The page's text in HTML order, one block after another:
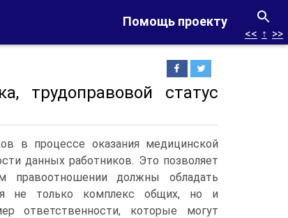
Помощь проекту
<< ↑ >>
трудоправовой статус
в процессе оказания медицинской
данных работников. Это позволяет
должны обладать
не только комплекс общих, но и
ответственности, которые могут